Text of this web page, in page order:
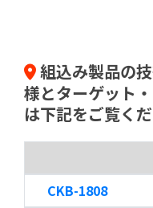
組込み製品の
様とターゲット
は下記をご覧くだ
CKB-1808